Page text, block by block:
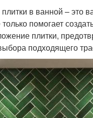
в ванной – это
помогает
плитки,
подходящего